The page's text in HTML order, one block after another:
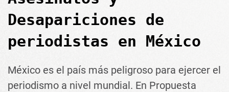
Desapariciones de
periodistas en México
México es el país más peligroso para ejercer el
periodismo a nivel mundial. En Propuesta